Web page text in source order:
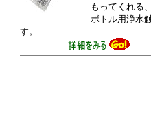
もってくれる
ボトル用浄水
す。